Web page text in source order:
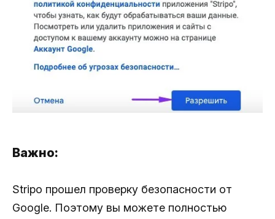
Важно:
Stripo прошел проверку безопасности от
Google. Поэтому вы можете полностью